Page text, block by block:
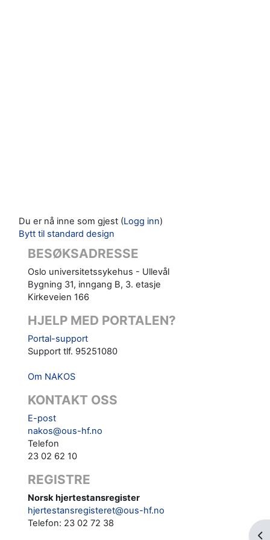
Du er nå inne som gjest (Logg inn)
Bytt til standard design
BESØKSADRESSE
Oslo universitetssykehus - Ullevål
Bygning 31, inngang B, 3. etasje
Kirkeveien 166
HJELP MED PORTALEN?
Portal-support
Support tlf. 95251080
Om NAKOS
KONTAKT OSS
E-post
nakos@ous-hf.no
Telefon
23 02 62 10
REGISTRE
Norsk hjertestansregister
hjertestansregisteret@ous-hf.no
Telefon: 23 02 72 38